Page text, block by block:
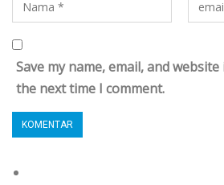
Save my name, email, and
the next time I comment.